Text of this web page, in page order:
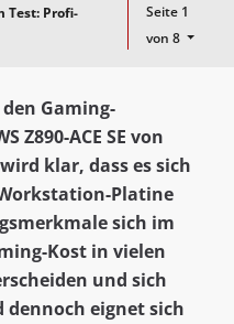
Test: Profi-
Seite 1
von 8
Gaming-
Z890-ACE SE von
klar, dass es sich
Platine
sich im
Kost in vielen
und sich
dennoch eignet sich